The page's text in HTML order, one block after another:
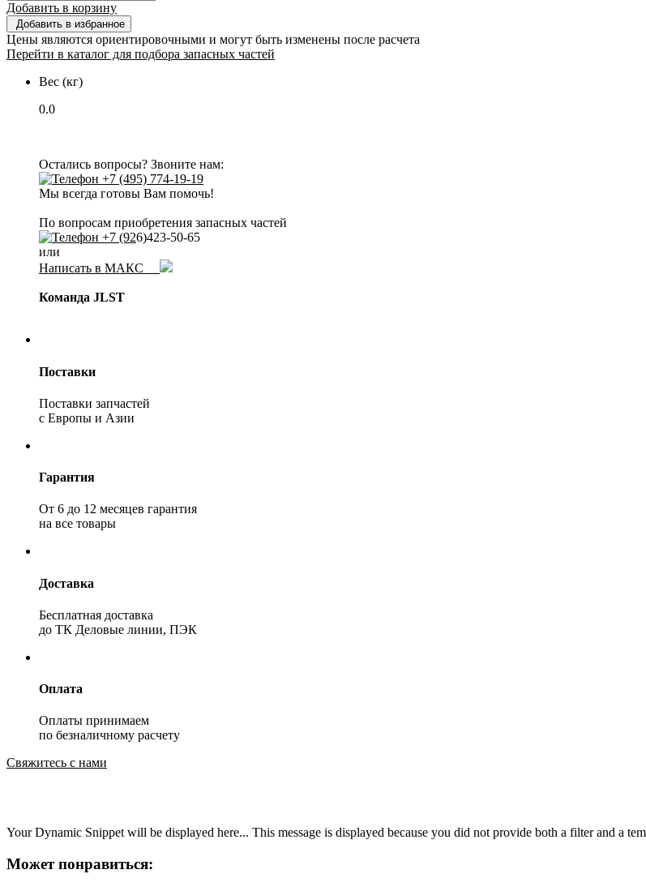
Добавить в корзину
Добавить в избранное
Цены являются ориентировочными и могут быть изменены после расчета
Перейти в каталог для подбора запасных частей
Вес (кг)
0.0
Остались вопросы? Звоните нам:
+7 (495) 774-19-19
Мы всегда готовы Вам помочь!
По вопросам приобретения запасных частей
+7 (926)423-50-65
или
Написать в МАКС
Команда JLST
Поставки
Поставки запчастей
с Европы и Азии
Гарантия
От 6 до 12 месяцев гарантия
на все товары
Доставка
Бесплатная доставка
до ТК Деловые линии, ПЭК
Оплата
Оплаты принимаем
по безналичному расчету
Свяжитесь с нами
Your Dynamic Snippet will be displayed here... This message is displayed because you did not provide both a filter and a
Может понравиться: